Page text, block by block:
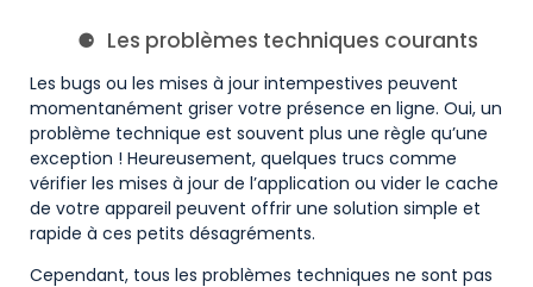
Les problèmes techniques courants
Les bugs ou les mises à jour intempestives peuvent
momentanément griser votre présence en ligne. Oui, un
problème technique est souvent plus une règle qu’une
exception ! Heureusement, quelques trucs comme
vérifier les mises à jour de l’application ou vider le cache
de votre appareil peuvent offrir une solution simple et
rapide à ces petits désagréments.
Cependant, tous les problèmes techniques ne sont pas